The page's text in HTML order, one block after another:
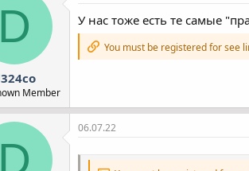
Джерело:
D
Member
У нас тоже есть те самые
You must be registered for see
D
06.07.22